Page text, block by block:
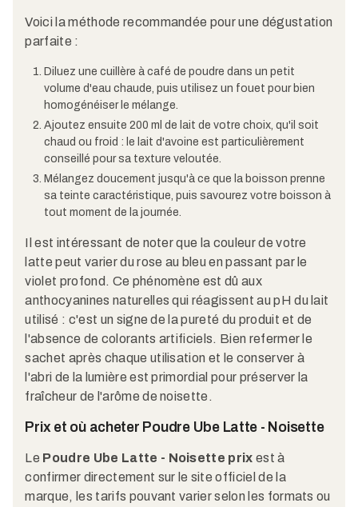
Voici la méthode recommandée pour une dégustation
parfaite :
Diluez une cuillère à café de poudre dans un petit
volume d'eau chaude, puis utilisez un fouet pour bien
homogénéiser le mélange.
Ajoutez ensuite 200 ml de lait de votre choix, qu'il soit
chaud ou froid : le lait d'avoine est particulièrement
conseillé pour sa texture veloutée.
Mélangez doucement jusqu'à ce que la boisson prenne
sa teinte caractéristique, puis savourez votre boisson à
tout moment de la journée.
Il est intéressant de noter que la couleur de votre
latte peut varier du rose au bleu en passant par le
violet profond. Ce phénomène est dû aux
anthocyanines naturelles qui réagissent au pH du lait
utilisé : c'est un signe de la pureté du produit et de
l'absence de colorants artificiels. Bien refermer le
sachet après chaque utilisation et le conserver à
l'abri de la lumière est primordial pour préserver la
fraîcheur de l'arôme de noisette.
Prix et où acheter Poudre Ube Latte - Noisette
Le Poudre Ube Latte - Noisette prix est à
confirmer directement sur le site officiel de la
marque, les tarifs pouvant varier selon les formats ou